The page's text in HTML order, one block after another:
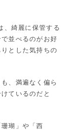
、綺麗に保管する
並べるのがお好
とした気持ちの
、満遍なく偏ら
ているのだと
瑚」や「西